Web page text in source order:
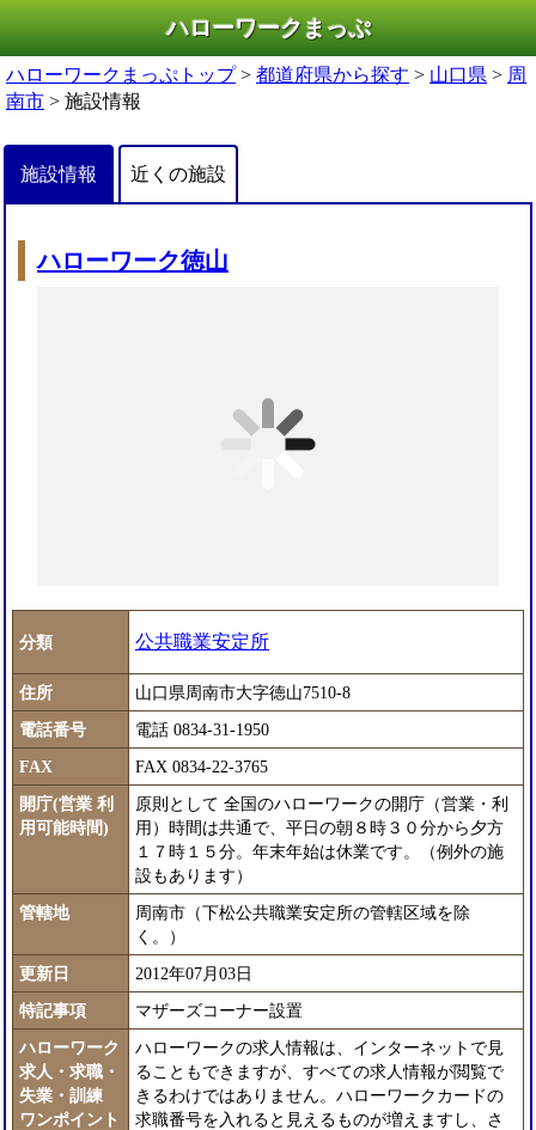
ハローワークまっぷ
ハローワークまっぷトップ> 都道府県から探す > 山口県 > 周
南市 > 施設情報
施設情報 近くの施設
ハローワーク徳山
分類 公共職業安定所
住所
山口県周南市大字徳山7510-8
電話番号
電話 0834-31-1950
FAX
FAX 0834-22-3765
開庁(営業 利
用可能時間)
原則として 全国のハローワークの開庁（営業・利
用）時間は共通で、平日の朝８時３０分から夕方
１７時１５分。年末年始は休業です。（例外の施
設もあります）
管轄地
周南市（下松公共職業安定所の管轄区域を除
く。）
更新日
2012年07月03日
特記事項
マザーズコーナー設置
ハローワーク
求人・求職・
失業・訓練
ワンポイント
ハローワークの求人情報は、インターネットで見
ることもできますが、すべての求人情報が閲覧で
きるわけではありません。ハローワークカードの
求職番号を入れると見えるものが増えますし、さ